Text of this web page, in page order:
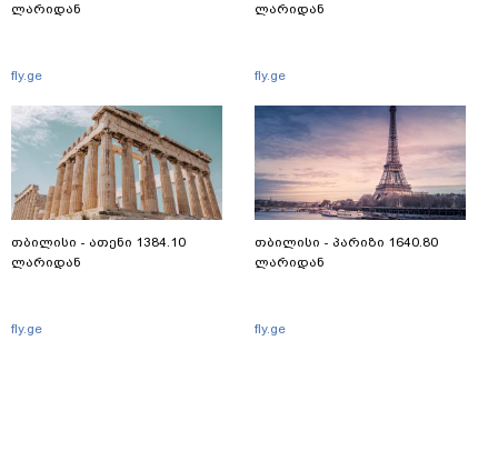
ლარიდან
fly.ge
თბილისი - ათენი 1384.10
ლარიდან
fly.ge
ლარიდან
fly.ge
თბილისი - პარიზი 1640.80
ლარიდან
fly.ge